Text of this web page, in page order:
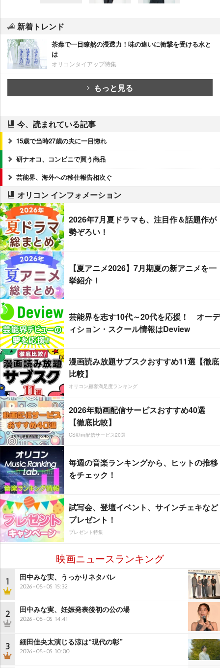
新着トレンド
茶葉で一目瞭然の浸透力！味の違いに衝撃を受ける水と
は
オリコンタイアップ特集
もっと見る
今、読まれている記事
15歳で当時27歳の夫に一目惚れ
研ナオコ、コンビニで買う商品
芸能界、海外への移住報告相次ぐ
オリコン インフォメーション
2026年7月夏ドラマも、注目作＆話題作が
勢ぞろい！
【夏アニメ2026】7月期夏の新アニメを一
挙紹介！
芸能界を志す10代～20代を応援！ オーデ
ィション・スクール情報はDeview
漫画読み放題サブスクおすすめ11選【徹底
比較】
オリコン顧客満足度ランキング
2026年動画配信サービスおすすめ40選
【徹底比較】
CS動画配信サービス20選
毎週の音楽ランキングから、ヒットの推移
をチェック！
試写会、登壇イベント、サインチェキなど
プレゼント！
プレゼント特集
映画ニュースランキング
1 田中みな実、うっかりネタバレ
2026-08-05 15:32
2 田中みな実、妊娠発表後初の公の場
2026-08-05 14:41
3 細田佳央太演じる涼は“現代の彰”
2026-08-05 10:00